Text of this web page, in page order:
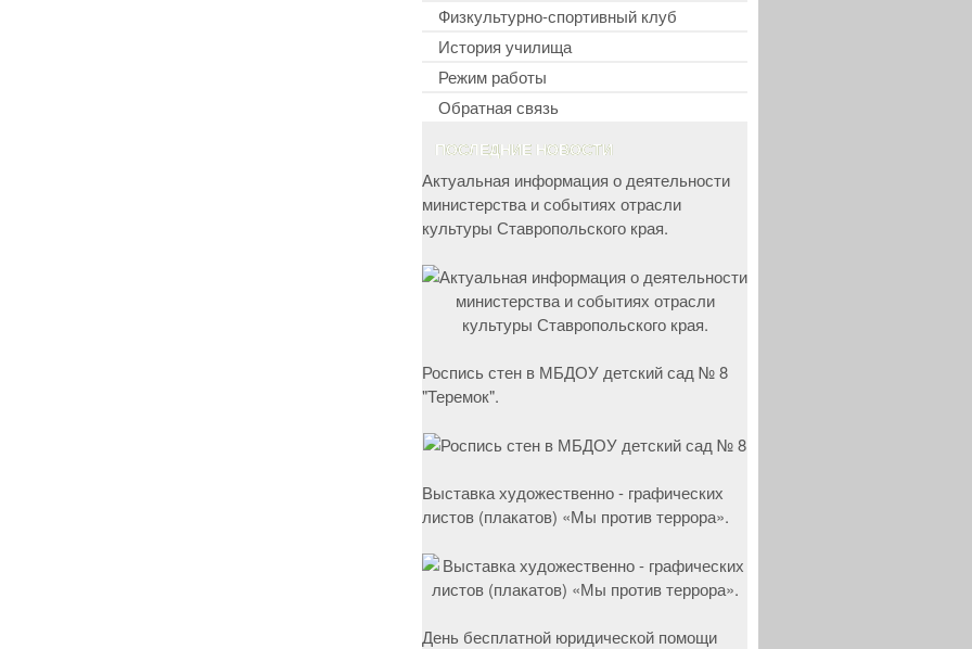
Физкультурно-спортивный клуб
История училища
Режим работы
Обратная связь
ПОСЛЕДНИЕ НОВОСТИ
Актуальная информация о деятельности
министерства и событиях отрасли
культуры Ставропольского края.
Роспись стен в МБДОУ детский сад № 8
"Теремок".
Выставка художественно - графических
листов (плакатов) «Мы против террора».
День бесплатной юридической помощи